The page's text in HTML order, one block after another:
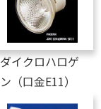
ダイクロハロゲ
ン（口金E11）